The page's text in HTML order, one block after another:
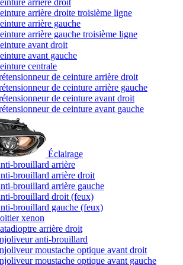
arrière droit
arrière droite troisième ligne
arrière gauche
arrière gauche troisième ligne
avant droit
avant gauche
centrale
de ceinture arrière droit
de ceinture arrière gauche
de ceinture avant droit
de ceinture avant gauche
Éclairage
brouillard arrière
brouillard arrière droit
brouillard arrière gauche
brouillard droit (feux)
brouillard gauche (feux)
xenon
arrière droit
anti-brouillard
moustache optique avant droit
moustache optique avant gauche